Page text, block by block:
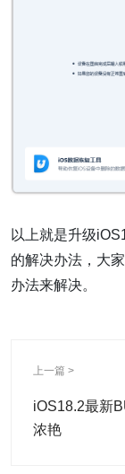
以上就是升级
的解决办法，大
办法来解决。
上一篇 >
iOS18.2最新
浓艳